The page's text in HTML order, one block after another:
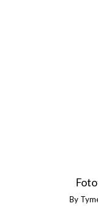
By